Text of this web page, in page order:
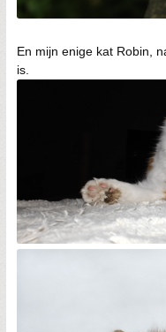
En mijn enige kat Robin,
is.